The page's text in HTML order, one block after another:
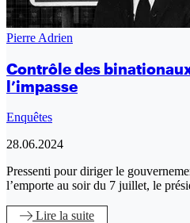
Pierre Adrien
Contrôle des
l’impasse
Enquêtes
28.06.2024
Pressenti pour diriger le
l’emporte au soir du 7 juillet, le
Lire la suite